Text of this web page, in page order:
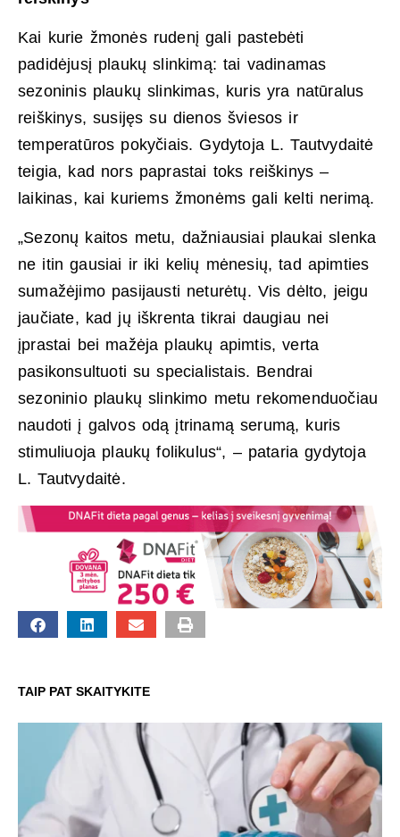
Kai kurie žmonės rudenį gali pastebėti
padidėjusį plaukų slinkimą: tai vadinamas
sezoninis plaukų slinkimas, kuris yra natūralus
reiškinys, susijęs su dienos šviesos ir
temperatūros pokyčiais. Gydytoja L. Tautvydaitė
teigia, kad nors paprastai toks reiškinys –
laikinas, kai kuriems žmonėms gali kelti nerimą.
„Sezonų kaitos metu, dažniausiai plaukai slenka
ne itin gausiai ir iki kelių mėnesių, tad apimties
sumažėjimo pasijausti neturėtų. Vis dėlto, jeigu
jaučiate, kad jų iškrenta tikrai daugiau nei
įprastai bei mažėja plaukų apimtis, verta
pasikonsultuoti su specialistais. Bendrai
sezoninio plaukų slinkimo metu rekomenduočiau
naudoti į galvos odą įtrinamą serumą, kuris
stimuliuoja plaukų folikulus“, – pataria gydytoja
L. Tautvydaitė.
TAIP PAT SKAITYKITE